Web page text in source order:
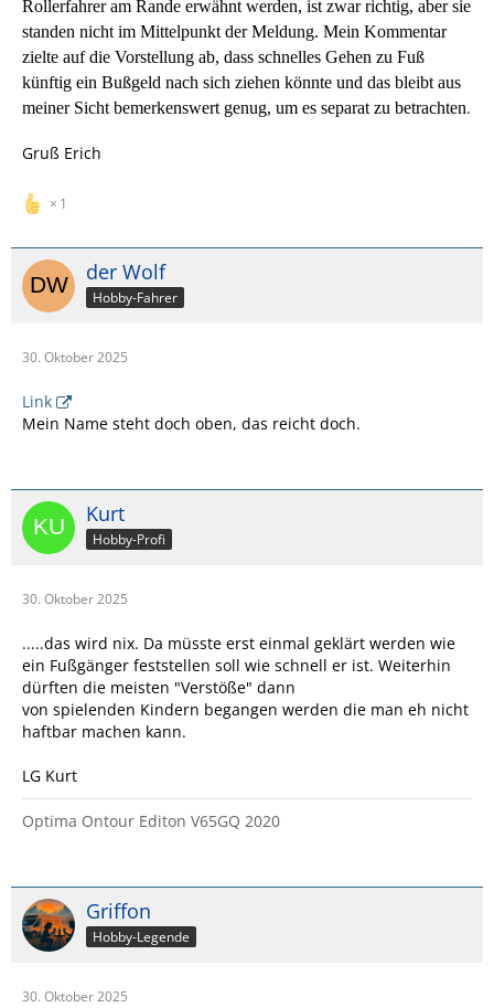
Rollerfahrer am Rande erwähnt werden, ist zwar richtig, aber sie
standen nicht im Mittelpunkt der Meldung. Mein Kommentar
zielte auf die Vorstellung ab, dass schnelles Gehen zu Fuß
künftig ein Bußgeld nach sich ziehen könnte und das bleibt aus
meiner Sicht bemerkenswert genug, um es separat zu betrachten.
Gruß Erich
1
der Wolf
Hobby-Fahrer
30. Oktober 2025
Link
Mein Name steht doch oben, das reicht doch.
Kurt
Hobby-Profi
30. Oktober 2025
.....das wird nix. Da müsste erst einmal geklärt werden wie
ein Fußgänger feststellen soll wie schnell er ist. Weiterhin
dürften die meisten "Verstöße" dann
von spielenden Kindern begangen werden die man eh nicht
haftbar machen kann.
LG Kurt
Optima Ontour Editon V65GQ 2020
Griffon
Hobby-Legende
30. Oktober 2025